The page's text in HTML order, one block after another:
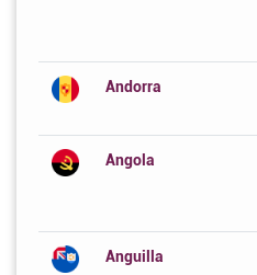
Andorra
Angola
Anguilla